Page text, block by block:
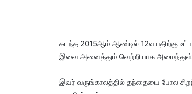
கடந்த 2015ஆம் ஆண்டில் 12வயதிற்கு
இவை அனைத்தும் வெற்றியாக
இவர் வருங்காலத்தில் தந்தையை போல